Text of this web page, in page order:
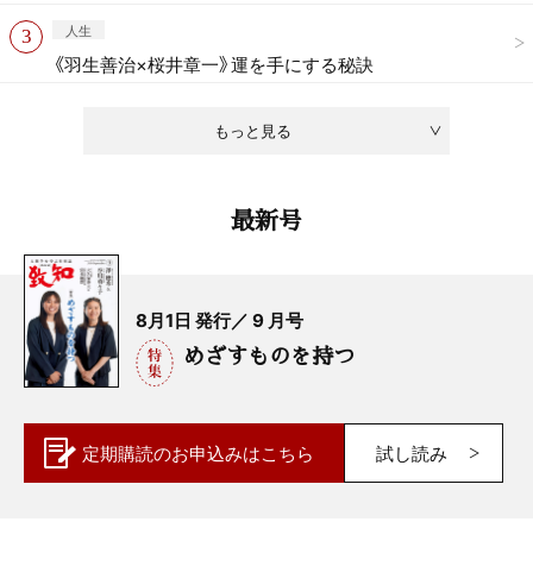
もっと見る
人生
《羽生善治×桜井章一》運を手にする秘訣
最新号
8月1日 発行／ 9 月号
めざすものを持つ
定期購読のお申込みはこちら 試し読み